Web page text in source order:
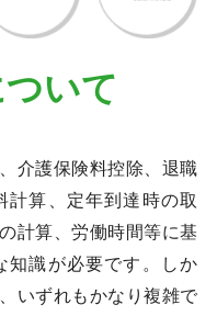
いて
介護保険料控除、退職
計算、定年到達時の取
計算、労働時間等に基
知識が必要です。しか
いずれもかなり複雑で